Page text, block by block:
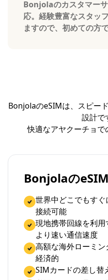
Bonjolaのカスタマー
応。経験豊富なスタッ
ますので、初めての方
BonjolaのeSIMは、スピー
設計で
快適なアヤクーチョで
Bonjolaの
世界中どこでもす
接続可能
現地携帯回線を利
より速い通信速度
高額な海外ローミン
経済的
SIMカードの差し替